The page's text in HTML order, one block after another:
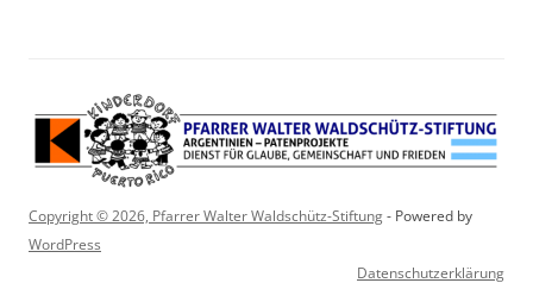
Copyright © 2026, Pfarrer Walter Waldschütz-Stiftung- Powered by
WordPress
Datenschutzerklärung